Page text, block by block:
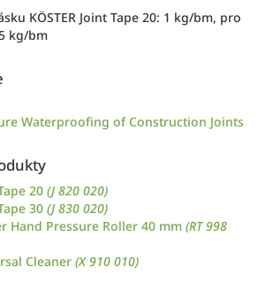
KÖSTER Joint Tape 20: 1 kg/bm, pro
kg/bm
Waterproofing of Construction Joints
20 (J 820 020)
30 (J 830 020)
Hand Pressure Roller 40 mm (RT 998
Cleaner (X 910 010)